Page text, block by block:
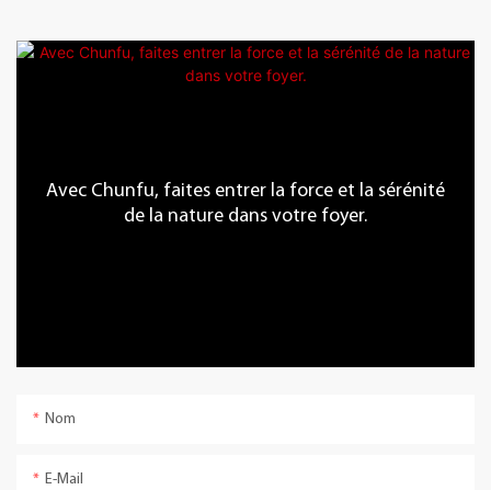
Avec Chunfu, faites entrer la force et la sérénité
de la nature dans votre foyer.
Nom
E-Mail